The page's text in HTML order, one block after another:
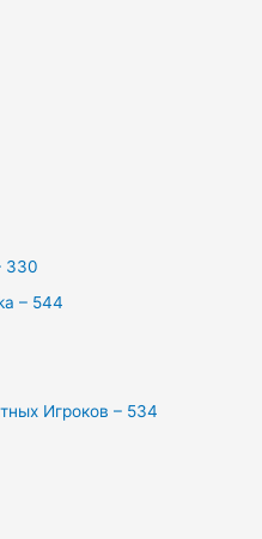
330
– 544
Игроков – 534